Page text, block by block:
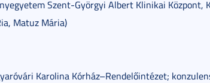
Szent-Györgyi Albert Klinikai Központ,
Matuz Mária)
Karolina Kórház–Rendelőintézet;